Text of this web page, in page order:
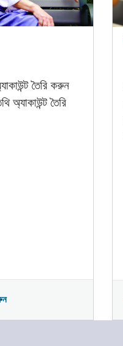
তৈরি করুন
অ্যাকাউন্ট তৈরি